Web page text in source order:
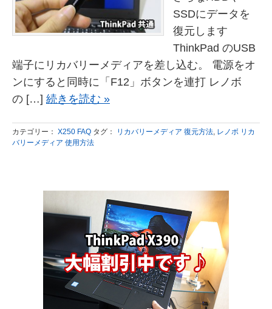
SSDにデータを
復元します
ThinkPad のUSB
端子にリカバリーメディアを差し込む。 電源をオ
ンにすると同時に「F12」ボタンを連打 レノボ
の […] 続きを読む »
カテゴリー： X250 FAQ タグ： リカバリーメディア 復元方法, レノボ リカ
バリーメディア 使用方法